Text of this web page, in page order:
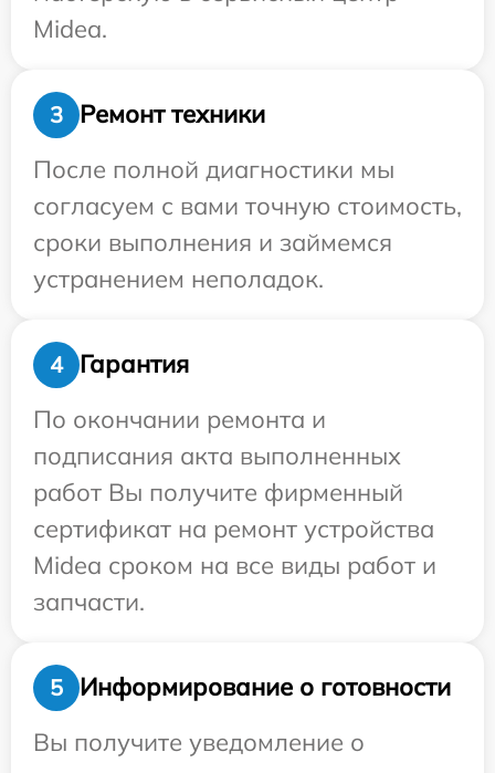
Midea.
3
Ремонт техники
После полной диагностики мы
согласуем с вами точную стоимость,
сроки выполнения и займемся
устранением неполадок.
4
Гарантия
По окончании ремонта и
подписания акта выполненных
работ Вы получите фирменный
сертификат на ремонт устройства
Midea сроком на все виды работ и
запчасти.
5
Информирование о готовности
Вы получите уведомление о